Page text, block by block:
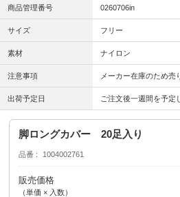
商品管理番号 0260706in
サイズ フリー
素材 ナイロン
注意事項 メーカー在庫のため売
出荷予定日 ご注文後一週間を予定
脚ロングカバー 20足入り
品番 1004002761
販売価格
（単価 × 入数）